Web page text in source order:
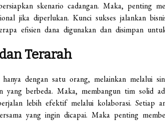
skenario cadangan. Maka, penting
jika diperlukan. Kunci sukses jalankan
efisien dana digunakan dan disimpan
Terarah
dengan satu orang, melainkan melalui
yang berbeda. Maka, membangun tim solid
lebih efektif melalui kolaborasi. Setiap
yang ingin dicapai. Maka penting